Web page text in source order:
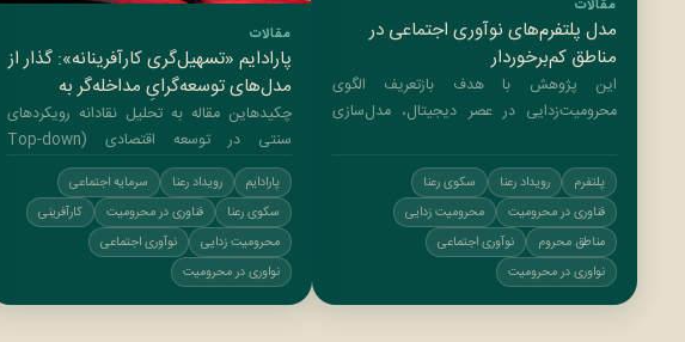
مقالات
مدل پلتفرم‌های نوآوری اجتماعی در
مناطق کم‌برخوردار
این پژوهش با هدف بازتعریف الگوی
محرومیت‌زدایی در عصر دیجیتال، مدل‌سازی
پلتفرم رویداد رعنا
سکوی رعنا
فناوری در محرومیت
محرومیت زدایی
مناطق محروم
نوآوری اجتماعی
نواوری در محرومیت
مقالات
پارادایم «تسهیل‌گری کارآفرینانه»: گذار از
مدل‌های توسعه‌گرایِ مداخله‌گر به
رویکردهای مبتنی بر سرمایه اجتماعی
چکیدهاین مقاله به تحلیل نقادانه رویکردهای
سنتی در توسعه اقتصادی (Top-down
Development) پرداخته و مدل...
پارادایم رویداد رعنا
سرمایه اجتماعی
سکوی رعنا
فناوری در محرومیت
کارآفرینی
محرومیت زدایی
نوآوری اجتماعی
نواوری در محرومیت